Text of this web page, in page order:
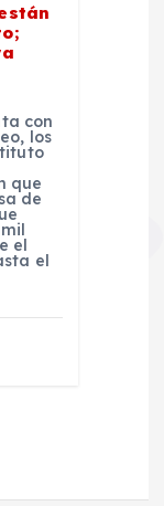
con
los
que
de
el
el